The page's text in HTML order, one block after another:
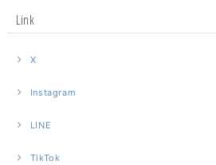
Link
X
Instagram
LINE
TikTok